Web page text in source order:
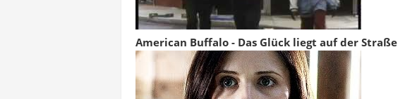
American Buffalo - Das Glück liegt auf der Straße